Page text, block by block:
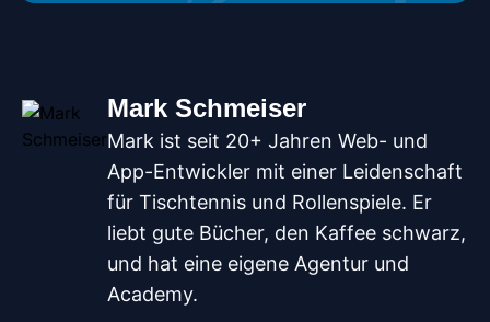
Mark Schmeiser
Mark ist seit 20+ Jahren Web- und
App-Entwickler mit einer Leidenschaft
für Tischtennis und Rollenspiele. Er
liebt gute Bücher, den Kaffee schwarz,
und hat eine eigene Agentur und
Academy.